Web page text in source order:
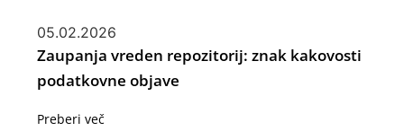
05.02.2026
Zaupanja vreden repozitorij: znak kakovosti
podatkovne objave
Preberi več